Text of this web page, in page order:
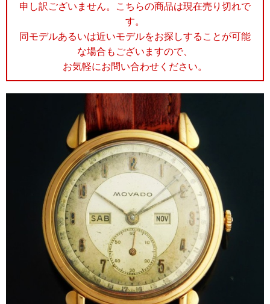
申し訳ございません。こちらの商品は現在売り切れで
す。
同モデルあるいは近いモデルをお探しすることが可能
な場合もございますので、
お気軽にお問い合わせください。